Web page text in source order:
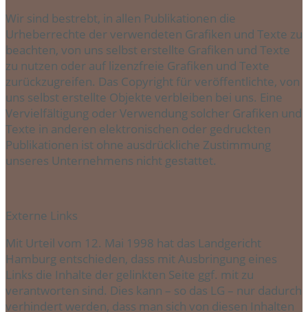
Wir sind bestrebt, in allen Publikationen die
Urheberrechte der verwendeten Grafiken und Texte zu
beachten, von uns selbst erstellte Grafiken und Texte
zu nutzen oder auf lizenzfreie Grafiken und Texte
zurückzugreifen. Das Copyright für veröffentlichte, von
uns selbst erstellte Objekte verbleiben bei uns. Eine
Vervielfältigung oder Verwendung solcher Grafiken und
Texte in anderen elektronischen oder gedruckten
Publikationen ist ohne ausdrückliche Zustimmung
unseres Unternehmens nicht gestattet.
Externe Links
Mit Urteil vom 12. Mai 1998 hat das Landgericht
Hamburg entschieden, dass mit Ausbringung eines
Links die Inhalte der gelinkten Seite ggf. mit zu
verantworten sind. Dies kann – so das LG – nur dadurch
verhindert werden, dass man sich von diesen Inhalten